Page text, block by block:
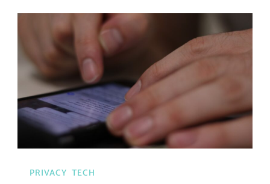
PRIVACY TECH